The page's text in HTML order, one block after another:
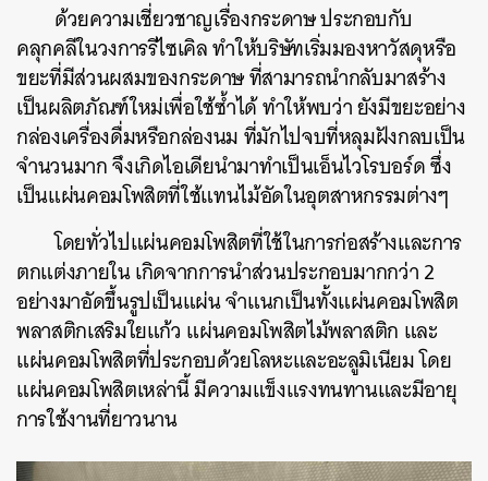
ด้วยความเชี่ยวชาญเรื่องกระดาษ ประกอบกับ
คลุกคลีในวงการรีไซเคิล ทำให้บริษัทเริ่มมองหาวัสดุหรือ
ขยะที่มีส่วนผสมของกระดาษ ที่สามารถนำกลับมาสร้าง
เป็นผลิตภัณฑ์ใหม่เพื่อใช้ซ้ำได้ ทำให้พบว่า ยังมีขยะอย่าง
กล่องเครื่องดื่มหรือกล่องนม ที่มักไปจบที่หลุมฝังกลบเป็น
จำนวนมาก จึงเกิดไอเดียนำมาทำเป็นเอ็นไวโรบอร์ด ซึ่ง
เป็นแผ่นคอมโพสิตที่ใช้แทนไม้อัดในอุตสาหกรรมต่างๆ
โดยทั่วไปแผ่นคอมโพสิตที่ใช้ในการก่อสร้างและการ
ตกแต่งภายใน เกิดจากการนำส่วนประกอบมากกว่า 2
อย่างมาอัดขึ้นรูปเป็นแผ่น จำแนกเป็นทั้งแผ่นคอมโพสิต
พลาสติกเสริมใยแก้ว แผ่นคอมโพสิตไม้พลาสติก และ
แผ่นคอมโพสิตที่ประกอบด้วยโลหะและอะลูมิเนียม โดย
แผ่นคอมโพสิตเหล่านี้ มีความแข็งแรงทนทานและมีอายุ
การใช้งานที่ยาวนาน